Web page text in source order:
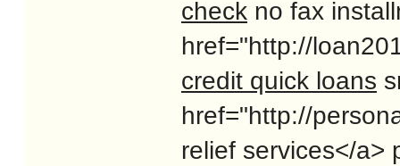
check no fax
href="http://
credit quick loans
href="http://
relief services</a>